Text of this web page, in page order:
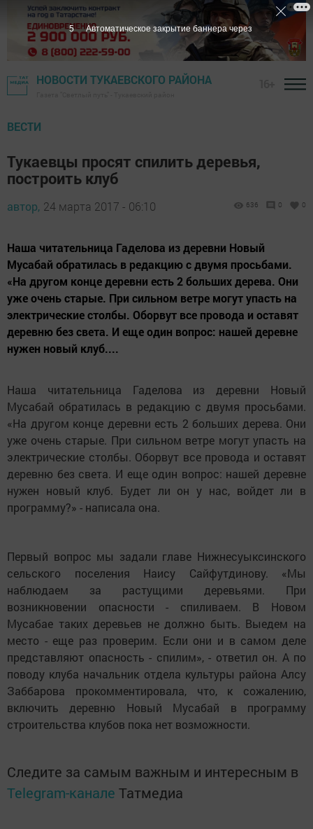
НОВОСТИ ТУКАЕВСКОГО РАЙОНА
ВЕСТИ
Тукаевцы просят спилить деревья,
построить клуб
автор, 24 марта 2017 - 06:10 636 0 0
Наша читательница Гаделова из деревни Новый
Мусабай обратилась в редакцию с двумя просьбами.
«На другом конце деревни есть 2 больших дерева. Они
уже очень старые. При сильном ветре могут упасть на
электрические столбы. Оборвут все провода и оставят
деревню без света. И еще один вопрос: нашей деревне
нужен новый клуб....
Наша читательница Гаделова из деревни Новый
Мусабай обратилась в редакцию с двумя просьбами.
«На другом конце деревни есть 2 больших дерева. Они
уже очень старые. При сильном ветре могут упасть на
электрические столбы. Оборвут все провода и оставят
деревню без света. И еще один вопрос: нашей деревне
нужен новый клуб. Будет ли он у нас, войдет ли в
программу?» - написала она.
Первый вопрос мы задали главе Нижнесуыксинского
сельского поселения Наису Сайфутдинову. «Мы
наблюдаем за растущими деревьями. При
возникновении опасности - спиливаем. В Новом
Мусабае таких деревьев не должно быть. Выедем на
место - еще раз проверим. Если они и в самом деле
представляют опасность - спилим», - ответил он. А по
поводу клуба начальник отдела культуры района Алсу
Заббарова прокомментировала, что, к сожалению,
включить деревню Новый Мусабай в программу
строительства клубов пока нет возможности.
Следите за самым важным и интересным в
Telegram-канале Татмедиа
4 Автоматическое закрытие баннера через